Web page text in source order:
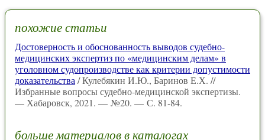
похожие статьи
Достоверность и обоснованность выводов судебно-
медицинских экспертиз по «медицинским делам» в
уголовном судопроизводстве как критерии допустимости
доказательства/ Кулебякин И.Ю., Баринов Е.Х. //
Избранные вопросы судебно-медицинской экспертизы.
— Хабаровск, 2021. — №20. — С. 81-84.
больше материалов в каталогах